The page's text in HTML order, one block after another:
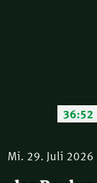
36:52
Mi. 29. Juli 2026